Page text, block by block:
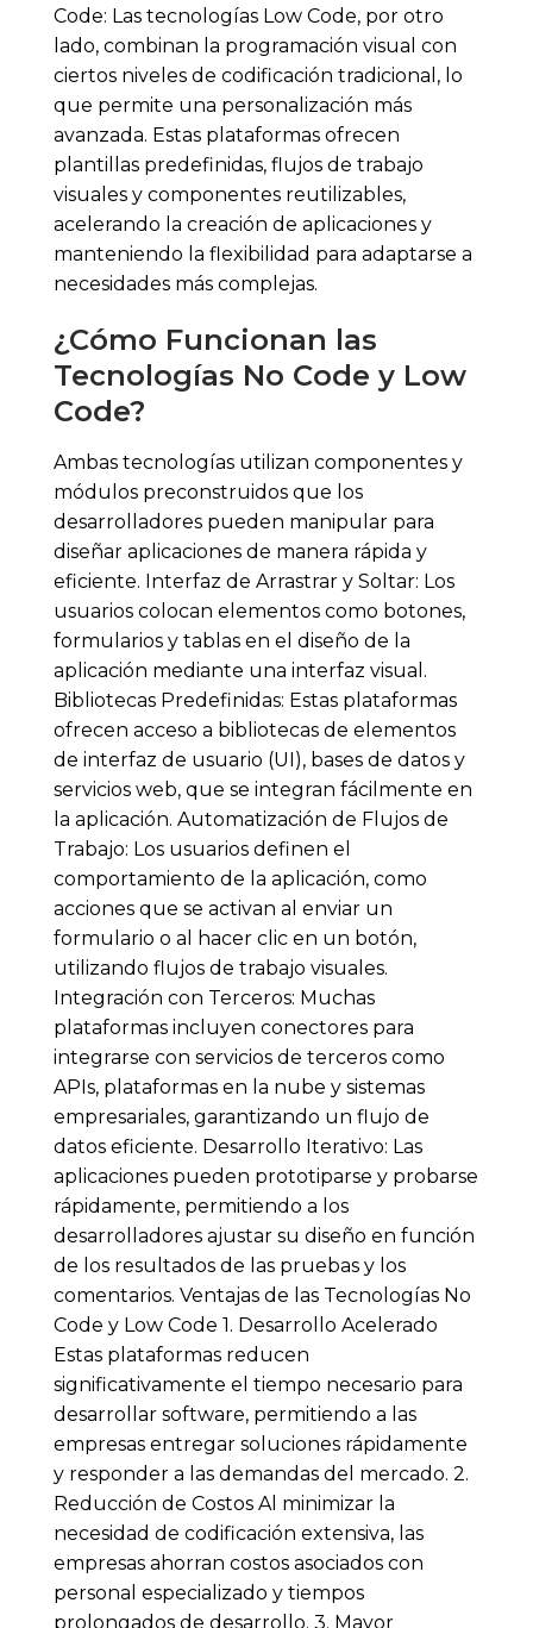
Code: Las tecnologías Low Code, por otro
lado, combinan la programación visual con
ciertos niveles de codificación tradicional, lo
que permite una personalización más
avanzada. Estas plataformas ofrecen
plantillas predefinidas, flujos de trabajo
visuales y componentes reutilizables,
acelerando la creación de aplicaciones y
manteniendo la flexibilidad para adaptarse a
necesidades más complejas.
¿Cómo Funcionan las
Tecnologías No Code y Low
Code?
Ambas tecnologías utilizan componentes y
módulos preconstruidos que los
desarrolladores pueden manipular para
diseñar aplicaciones de manera rápida y
eficiente. Interfaz de Arrastrar y Soltar: Los
usuarios colocan elementos como botones,
formularios y tablas en el diseño de la
aplicación mediante una interfaz visual.
Bibliotecas Predefinidas: Estas plataformas
ofrecen acceso a bibliotecas de elementos
de interfaz de usuario (UI), bases de datos y
servicios web, que se integran fácilmente en
la aplicación. Automatización de Flujos de
Trabajo: Los usuarios definen el
comportamiento de la aplicación, como
acciones que se activan al enviar un
formulario o al hacer clic en un botón,
utilizando flujos de trabajo visuales.
Integración con Terceros: Muchas
plataformas incluyen conectores para
integrarse con servicios de terceros como
APIs, plataformas en la nube y sistemas
empresariales, garantizando un flujo de
datos eficiente. Desarrollo Iterativo: Las
aplicaciones pueden prototiparse y probarse
rápidamente, permitiendo a los
desarrolladores ajustar su diseño en función
de los resultados de las pruebas y los
comentarios. Ventajas de las Tecnologías No
Code y Low Code 1. Desarrollo Acelerado
Estas plataformas reducen
significativamente el tiempo necesario para
desarrollar software, permitiendo a las
empresas entregar soluciones rápidamente
y responder a las demandas del mercado. 2.
Reducción de Costos Al minimizar la
necesidad de codificación extensiva, las
empresas ahorran costos asociados con
personal especializado y tiempos
prolongados de desarrollo. 3. Mayor